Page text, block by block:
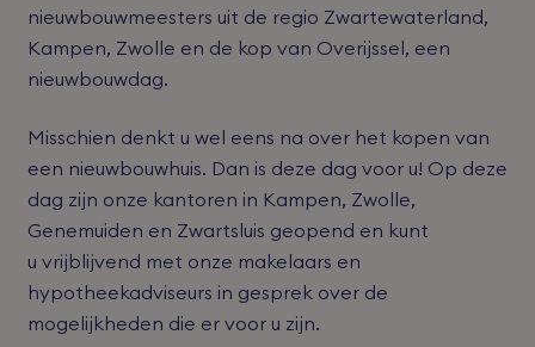
nieuwbouwmeesters uit de regio Zwartewaterland,
Kampen, Zwolle en de kop van Overijssel, een
nieuwbouwdag.
Misschien denkt u wel eens na over het kopen van
een nieuwbouwhuis. Dan is deze dag voor u! Op deze
dag zijn onze kantoren in Kampen, Zwolle,
Genemuiden en Zwartsluis geopend en kunt
u vrijblijvend met onze makelaars en
hypotheekadviseurs in gesprek over de
mogelijkheden die er voor u zijn.